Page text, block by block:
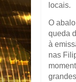
locais.
O
queda
à
nas